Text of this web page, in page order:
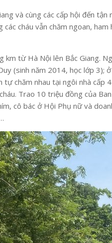
và cùng các cấp hội đến
cháu vẫn chăm ngoan,
km từ Hà Nội lên Bắc Giang.
(sinh năm 2014, học lớp 3);
chăm nhau tại ngôi nhà cấp
Trao 10 triệu đồng của
cô bác ở Hội Phụ nữ và